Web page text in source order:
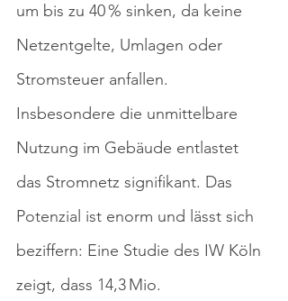
um bis zu 40 % sinken, da keine
Netzentgelte, Umlagen oder
Stromsteuer anfallen.
Insbesondere die unmittelbare
Nutzung im Gebäude entlastet
das Stromnetz signifikant. Das
Potenzial ist enorm und lässt sich
beziffern: Eine Studie des IW Köln
zeigt, dass 14,3 Mio.